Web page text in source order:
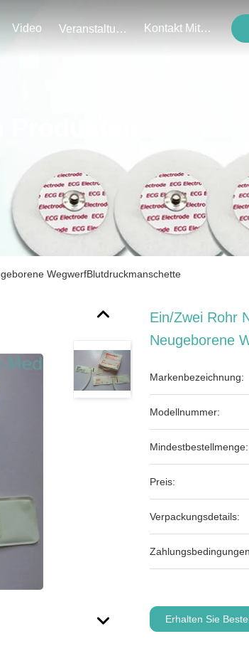
Video Veranstaltungen Kontakt Mit Uns
Produkten
WegwerfBlutdruckmanschette
Ein/zwei Rohr
Neugeborene
Markenbezeichnung:
Modellnummer:
Mindestbestellmenge:
Preis:
Verpackungsdetails:
Erhalten Sie